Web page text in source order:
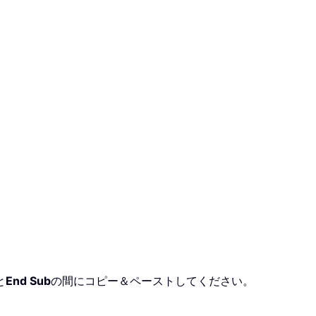
End Subの間にコピー＆ペーストしてください。